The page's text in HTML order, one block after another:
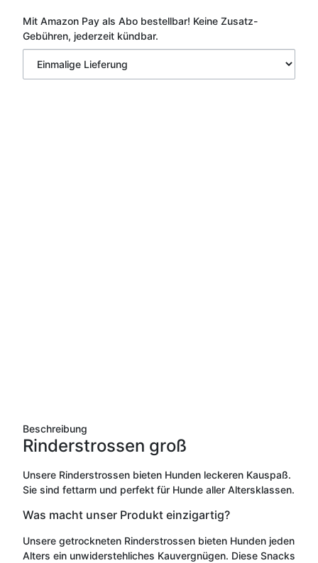
Mit Amazon Pay als Abo bestellbar! Keine Zusatz-
Gebühren, jederzeit kündbar.
Beschreibung
Rinderstrossen groß
Unsere Rinderstrossen bieten Hunden leckeren Kauspaß.
Sie sind fettarm und perfekt für Hunde aller Altersklassen.
Was macht unser Produkt einzigartig?
Unsere getrockneten Rinderstrossen bieten Hunden jeden
Alters ein unwiderstehliches Kauvergnügen. Diese Snacks